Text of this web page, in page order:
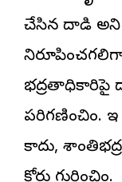
చేసిన దాడి అని
భద్రతాధికారిపై
పరిగణించింది.
కాదు,